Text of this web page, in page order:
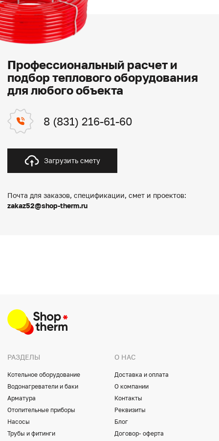
Профессиональный расчет и
подбор теплового оборудования
для любого объекта
8 (831) 216-61-60
Загрузить смету
Почта для заказов, спецификации, смет и проектов:
zakaz52@shop-therm.ru
РАЗДЕЛЫ
Котельное оборудование
Водонагреватели и баки
Арматура
Отопительные приборы
Насосы
Трубы и фитинги
О НАС
Доставка и оплата
О компании
Контакты
Реквизиты
Блог
Договор- оферта